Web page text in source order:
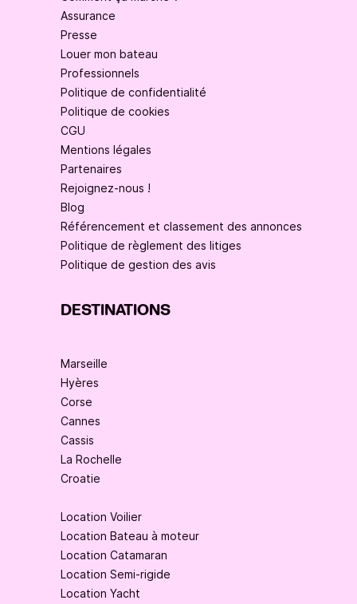
Assurance
Presse
Louer mon bateau
Professionnels
Politique de confidentialité
Politique de cookies
CGU
Mentions légales
Partenaires
Rejoignez-nous !
Blog
Référencement et classement des annonces
Politique de règlement des litiges
Politique de gestion des avis
DESTINATIONS
Marseille
Hyères
Corse
Cannes
Cassis
La Rochelle
Croatie
Location Voilier
Location Bateau à moteur
Location Catamaran
Location Semi-rigide
Location Yacht